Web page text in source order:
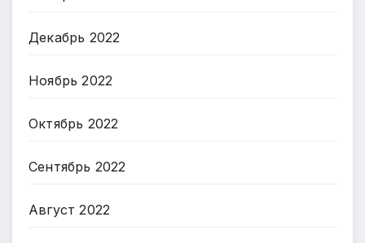
Декабрь 2022
Ноябрь 2022
Октябрь 2022
Сентябрь 2022
Август 2022